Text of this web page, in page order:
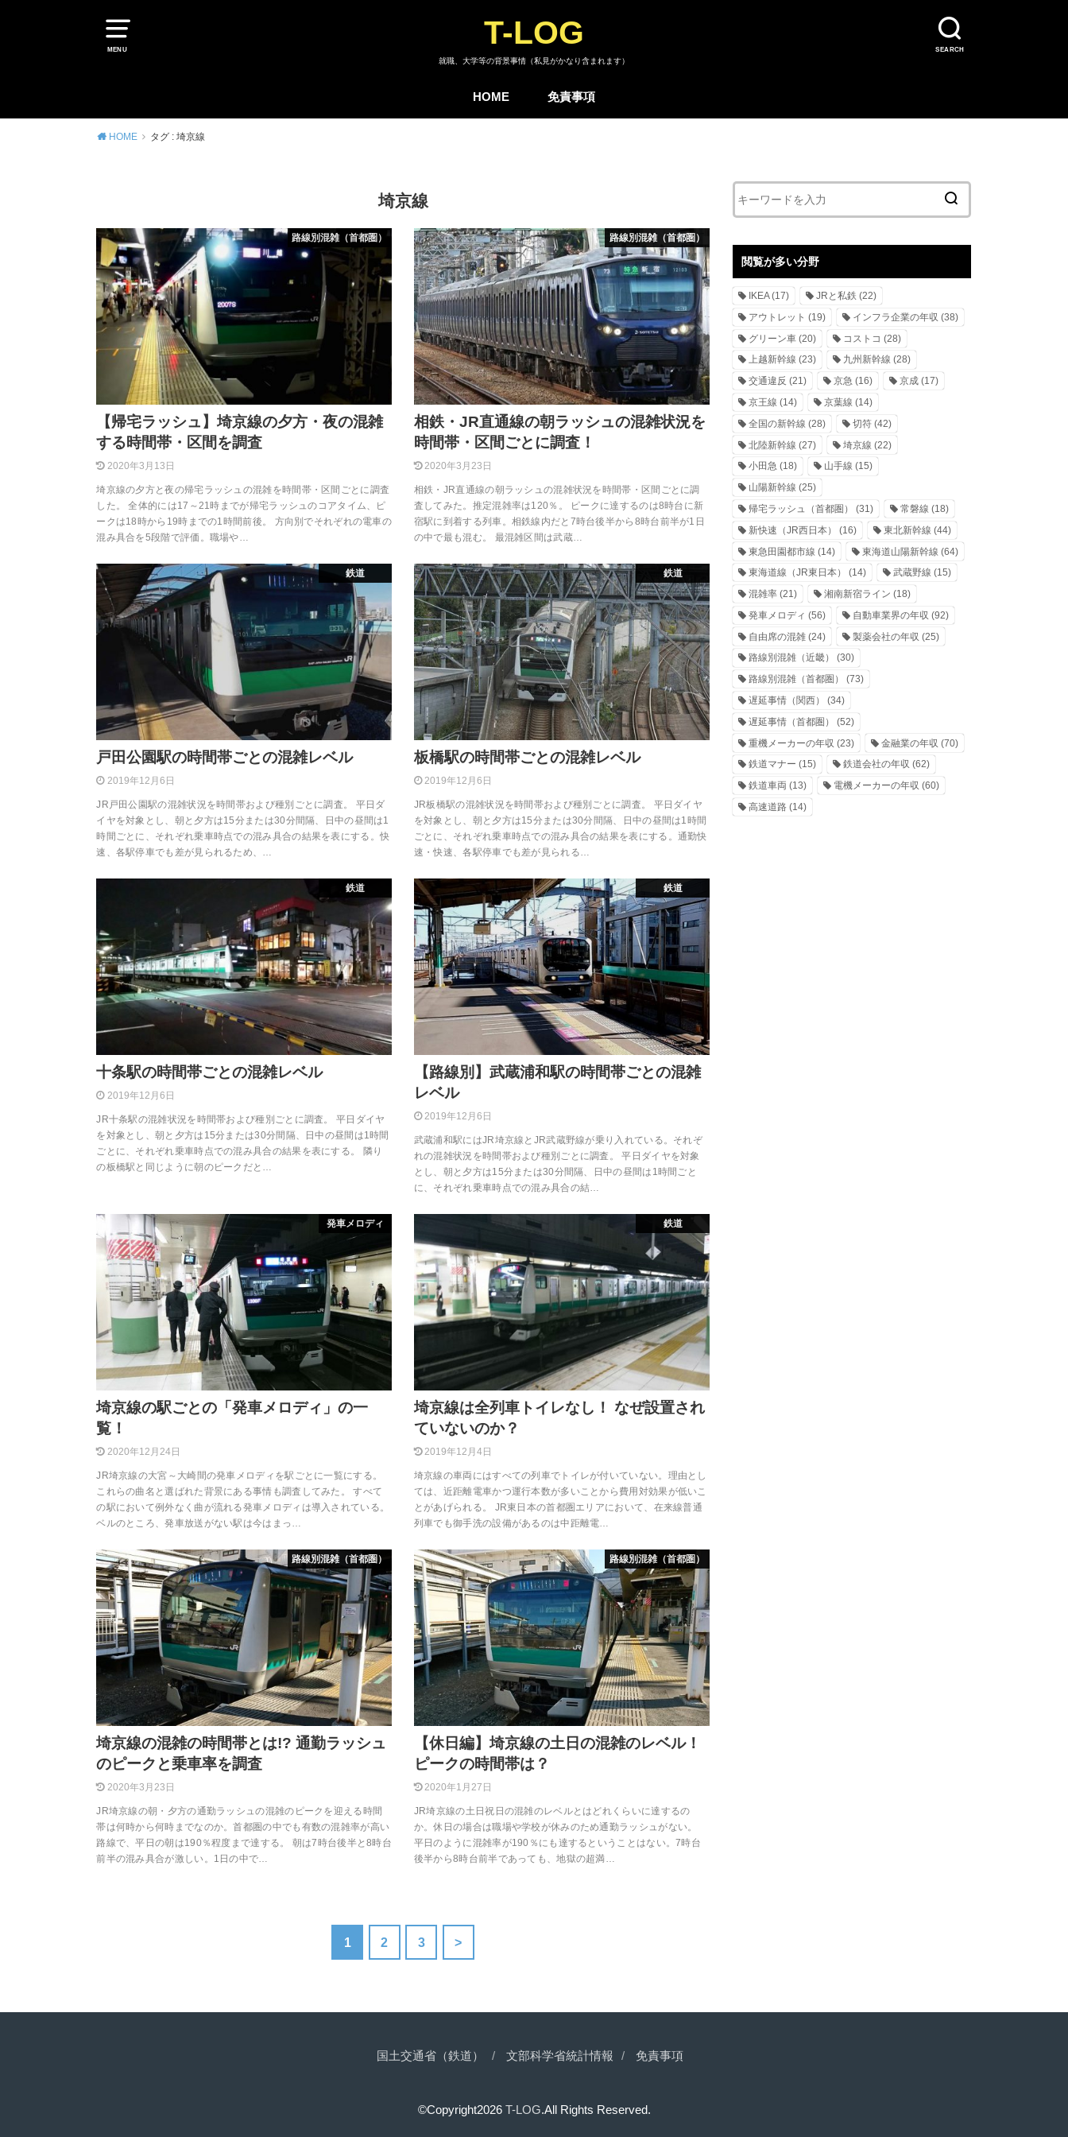
MENU SEARCH
T-LOG
就職、大学等の背景事情（私見がかなり含まれます）
HOME 免責事項
HOME タグ : 埼京線
埼京線
路線別混雑（首都圏）
【帰宅ラッシュ】埼京線の夕方・夜の混雑
する時間帯・区間を調査
2020年3月13日
埼京線の夕方と夜の帰宅ラッシュの混雑を時間帯・区間ごとに調査
した。 全体的には17～21時までが帰宅ラッシュのコアタイム、ピ
ークは18時から19時までの1時間前後。 方向別でそれぞれの電車の
混み具合を5段階で評価。職場や…
路線別混雑（首都圏）
相鉄・JR直通線の朝ラッシュの混雑状況を
時間帯・区間ごとに調査！
2020年3月23日
相鉄・JR直通線の朝ラッシュの混雑状況を時間帯・区間ごとに調
査してみた。推定混雑率は120％。 ピークに達するのは8時台に新
宿駅に到着する列車。相鉄線内だと7時台後半から8時台前半が1日
の中で最も混む。 最混雑区間は武蔵…
鉄道
戸田公園駅の時間帯ごとの混雑レベル
2019年12月6日
JR戸田公園駅の混雑状況を時間帯および種別ごとに調査。 平日ダ
イヤを対象とし、朝と夕方は15分または30分間隔、日中の昼間は1
時間ごとに、それぞれ乗車時点での混み具合の結果を表にする。快
速、各駅停車でも差が見られるため、…
鉄道
板橋駅の時間帯ごとの混雑レベル
2019年12月6日
JR板橋駅の混雑状況を時間帯および種別ごとに調査。 平日ダイヤ
を対象とし、朝と夕方は15分または30分間隔、日中の昼間は1時間
ごとに、それぞれ乗車時点での混み具合の結果を表にする。通勤快
速・快速、各駅停車でも差が見られる…
鉄道
十条駅の時間帯ごとの混雑レベル
2019年12月6日
JR十条駅の混雑状況を時間帯および種別ごとに調査。 平日ダイヤ
を対象とし、朝と夕方は15分または30分間隔、日中の昼間は1時間
ごとに、それぞれ乗車時点での混み具合の結果を表にする。 隣り
の板橋駅と同じように朝のピークだと…
鉄道
【路線別】武蔵浦和駅の時間帯ごとの混雑
レベル
2019年12月6日
武蔵浦和駅にはJR埼京線とJR武蔵野線が乗り入れている。それぞ
れの混雑状況を時間帯および種別ごとに調査。 平日ダイヤを対象
とし、朝と夕方は15分または30分間隔、日中の昼間は1時間ごと
に、それぞれ乗車時点での混み具合の結…
発車メロディ
埼京線の駅ごとの「発車メロディ」の一
覧！
2020年12月24日
JR埼京線の大宮～大崎間の発車メロディを駅ごとに一覧にする。
これらの曲名と選ばれた背景にある事情も調査してみた。 すべて
の駅において例外なく曲が流れる発車メロディは導入されている。
ベルのところ、発車放送がない駅は今はまっ…
鉄道
埼京線は全列車トイレなし！ なぜ設置され
ていないのか？
2019年12月4日
埼京線の車両にはすべての列車でトイレが付いていない。理由とし
ては、近距離電車かつ運行本数が多いことから費用対効果が低いこ
とがあげられる。 JR東日本の首都圏エリアにおいて、在来線普通
列車でも御手洗の設備があるのは中距離電…
路線別混雑（首都圏）
埼京線の混雑の時間帯とは!? 通勤ラッシュ
のピークと乗車率を調査
2020年3月23日
JR埼京線の朝・夕方の通勤ラッシュの混雑のピークを迎える時間
帯は何時から何時までなのか。首都圏の中でも有数の混雑率が高い
路線で、平日の朝は190％程度まで達する。 朝は7時台後半と8時台
前半の混み具合が激しい。1日の中で…
路線別混雑（首都圏）
【休日編】埼京線の土日の混雑のレベル！
ピークの時間帯は？
2020年1月27日
JR埼京線の土日祝日の混雑のレベルとはどれくらいに達するの
か。休日の場合は職場や学校が休みのため通勤ラッシュがない。
平日のように混雑率が190％にも達するということはない。7時台
後半から8時台前半であっても、地獄の超満…
1 2 3 >
閲覧が多い分野
IKEA(17) JRと私鉄 (22)
アウトレット (19) インフラ企業の年収 (38)
グリーン車 (20) コストコ (28)
上越新幹線 (23) 九州新幹線 (28)
交通違反 (21) 京急 (16) 京成(17)
京王線 (14) 京葉線 (14)
全国の新幹線 (28) 切符(42)
北陸新幹線 (27) 埼京線 (22)
小田急 (18) 山手線 (15)
山陽新幹線 (25)
帰宅ラッシュ（首都圏）
(31) 常磐線 (18)
新快速（JR西日本）
(16) 東北新幹線 (44)
東急田園都市線 (14) 東海道山陽新幹線 (64)
東海道線（JR東日本）
(14) 武蔵野線 (15)
混雑率 (21) 湘南新宿ライン (18)
発車メロディ (56) 自動車業界の年収 (92)
自由席の混雑 (24) 製薬会社の年収 (25)
路線別混雑（近畿）
(30)
路線別混雑（首都圏）
(73)
遅延事情（関西）
(34)
遅延事情（首都圏）
(52)
重機メーカーの年収 (23) 金融業の年収 (70)
鉄道マナー (15) 鉄道会社の年収 (62)
鉄道車両 (13) 電機メーカーの年収 (60)
高速道路 (14)
国土交通省（鉄道） 文部科学省統計情報 免責事項
©Copyright2026 T-LOG.All Rights Reserved.